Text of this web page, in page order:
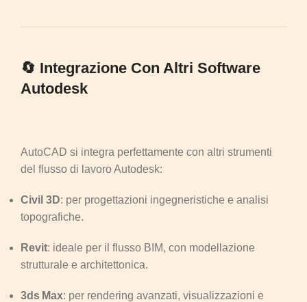
🔄 Integrazione Con Altri Software
Autodesk
AutoCAD si integra perfettamente con altri strumenti
del flusso di lavoro Autodesk:
Civil 3D: per progettazioni ingegneristiche e analisi
topografiche.
Revit: ideale per il flusso BIM, con modellazione
strutturale e architettonica.
3ds Max: per rendering avanzati, visualizzazioni e